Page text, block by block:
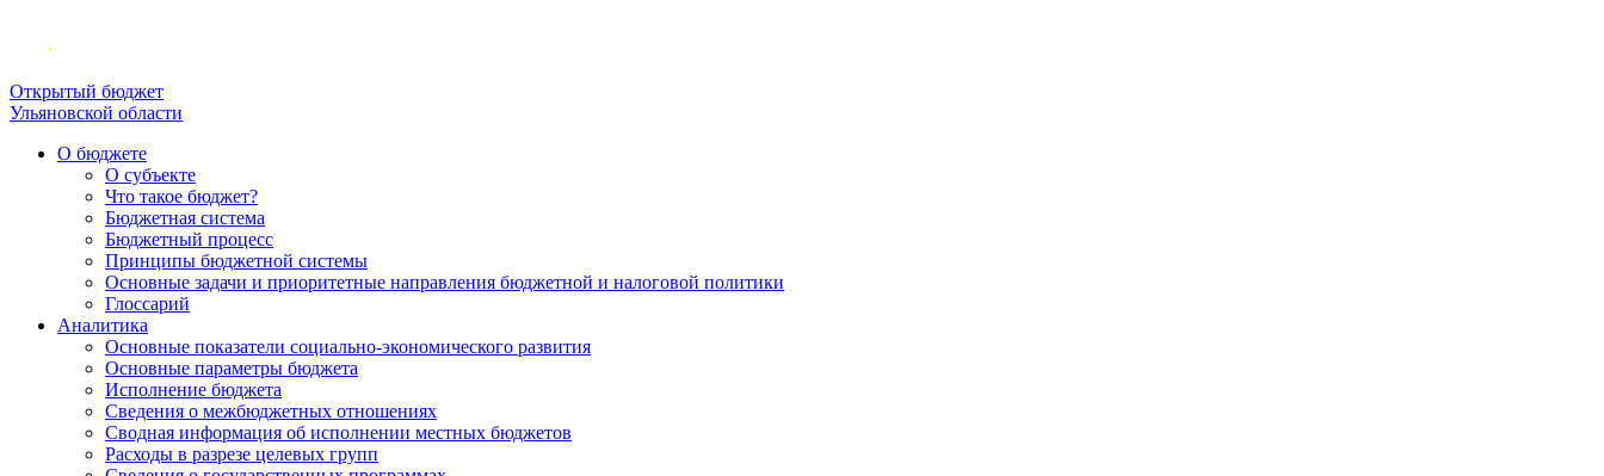
Открытый бюджет
Ульяновской области
О бюджете
О субъекте
Что такое бюджет?
Бюджетная система
Бюджетный процесс
Принципы бюджетной системы
Основные задачи и приоритетные направления бюджетной и налоговой политики
Глоссарий
Аналитика
Основные показатели социально-экономического развития
Основные параметры бюджета
Исполнение бюджета
Сведения о межбюджетных отношениях
Сводная информация об исполнении местных бюджетов
Расходы в разрезе целевых групп